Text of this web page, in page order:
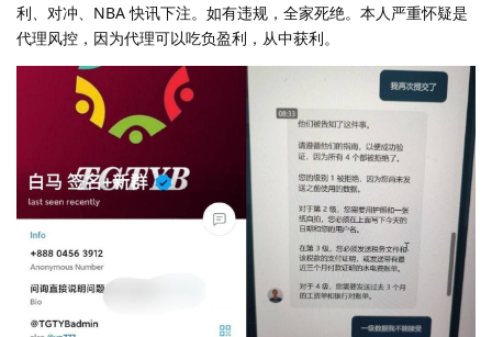
利、对冲、NBA 快讯下注。如有违规，全家死绝。本人严重怀疑是
代理风控，因为代理可以吃负盈利，从中获利。